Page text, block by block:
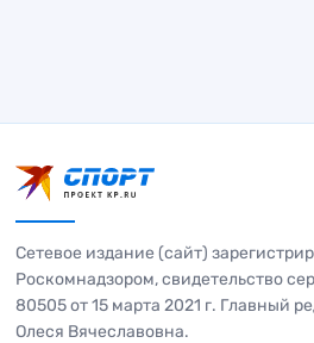
Сетевое издание (сайт)
Роскомнадзором, свидетельство
80505 от 15 марта 2021 г. Главный
Олеся Вячеславовна.